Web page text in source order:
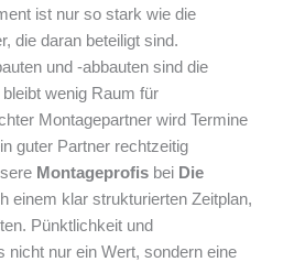
ist nur so stark wie die
die daran beteiligt sind.
und -abbauten sind die
wenig Raum für
Montagepartner wird Termine
guter Partner rechtzeitig
Montageprofis bei Die
einem klar strukturierten Zeitplan,
Pünktlichkeit und
nicht nur ein Wert, sondern eine